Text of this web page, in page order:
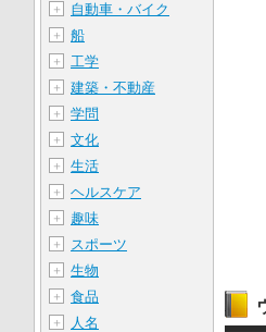
＋ 自動車・バイク
＋ 船
＋ 工学
＋ 建築・不動産
＋ 学問
＋ 文化
＋ 生活
＋ ヘルスケア
＋ 趣味
＋ スポーツ
＋ 生物
＋ 食品
＋ 人名